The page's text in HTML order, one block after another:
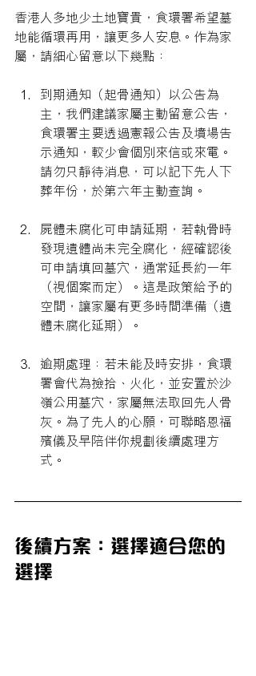
香港人多地少土地寶貴，食環署希望墓
地能循環再用，讓更多人安息。作為家
屬，請細心留意以下幾點：
到期通知（起骨通知）以公告為
主，我們建議家屬主動留意公告，
食環署主要透過憲報公告及墳場告
示通知，較少會個別來信或來電。
請勿只靜待消息，可以記下先人下
葬年份，於第六年主動查詢。
屍體未腐化可申請延期，若執骨時
發現遺體尚未完全腐化，經確認後
可申請填回墓穴，通常延長約一年
（視個案而定）。這是政策給予的
空間，讓家屬有更多時間準備（遺
體未腐化延期）。
逾期處理：若未能及時安排，食環
署會代為撿拾、火化，並安置於沙
嶺公用墓穴，家屬無法取回先人骨
灰。為了先人的心願，可聯略恩福
殯儀及早陪伴你規劃後續處理方
式。
後續方案：選擇適合您的
選擇